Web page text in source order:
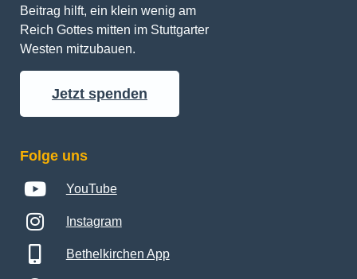
Beitrag hilft, ein klein wenig am
Reich Gottes mitten im Stuttgarter
Westen mitzubauen.
Jetzt spenden
Folge uns
YouTube
Instagram
Bethelkirchen App